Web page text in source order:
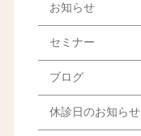
お知らせ
セミナー
ブログ
休診日のお知らせ